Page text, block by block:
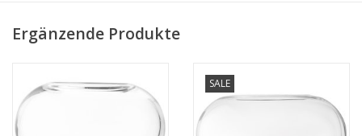
Ergänzende Produkte
SALE